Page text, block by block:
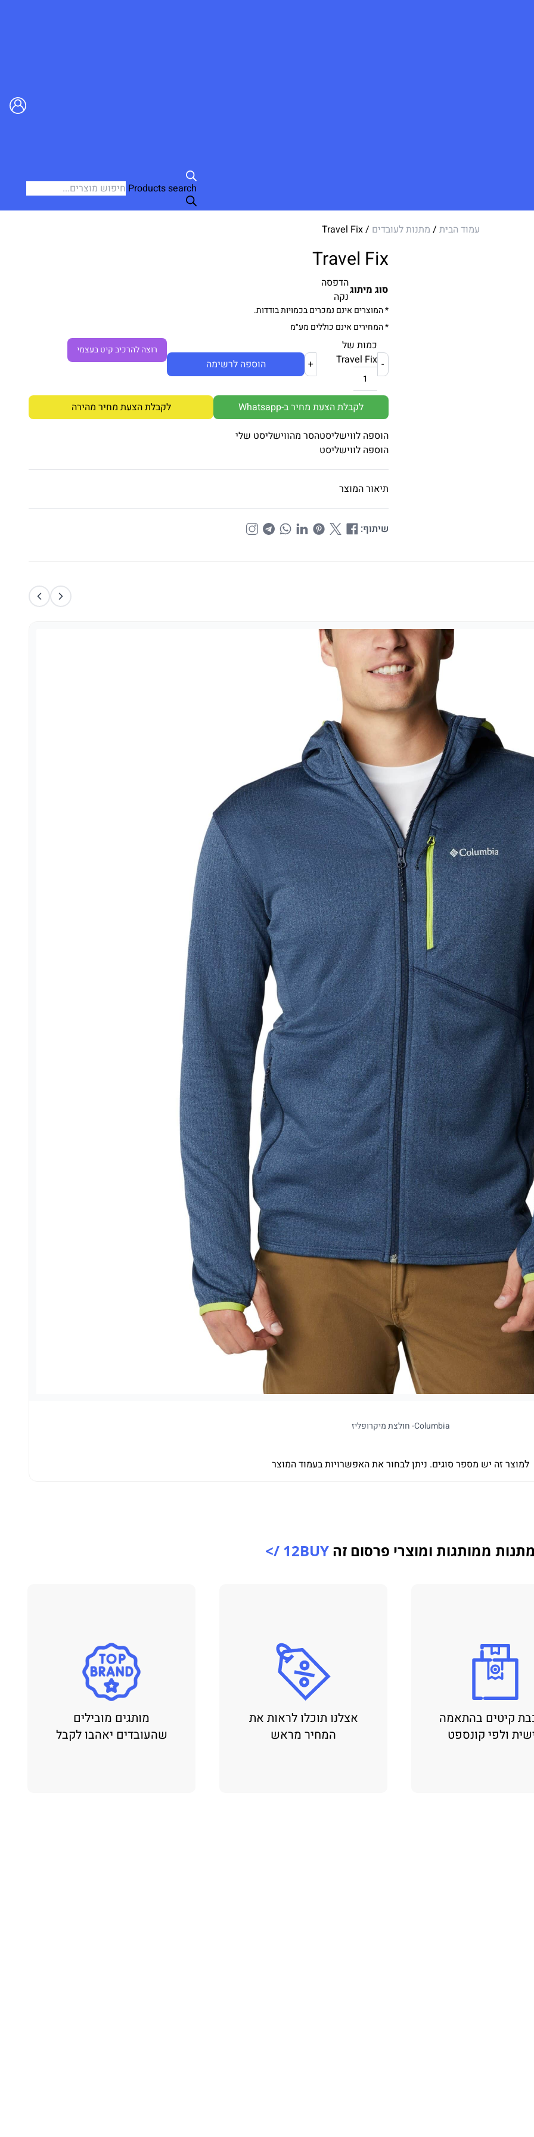
Products search
עמוד הבית / מתנות לעובדים / Travel Fix
Travel Fix
סוג מיתוגהדפסה
נקה
* המוצרים אינם נמכרים בכמויות בודדות.
* המחירים אינם כוללים מע״מ
-
כמות של
Travel Fix
+ הוספה לרשימה
רוצה להרכיב קיט בעצמי
לקבלת הצעת מחיר ב-Whatsapp
לקבלת הצעת מחיר מהירה
הוספה לווישליסטהסר מהווישליסט שלי
הוספה לווישליסט
תיאור המוצר
שיתוף:
Columbia- חולצת מיקרופליז
למוצר זה יש מספר סוגים. ניתן לבחור את האפשרויות בעמוד המוצר
ממותגות ומוצרי פרסום זה 12BUY />
קיטים בהתאמה
ולפי קונספט
אצלנו תוכלו לראות את
המחיר מראש
מותגים מובילים
שהעובדים יאהבו לקבל